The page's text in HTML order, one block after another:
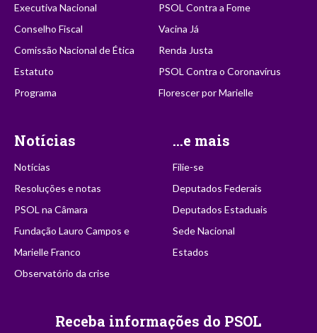
Executiva Nacional
Conselho Fiscal
Comissão Nacional de Ética
Estatuto
Programa
PSOL Contra a Fome
Vacina Já
Renda Justa
PSOL Contra o Coronavírus
Florescer por Marielle
Notícias
Notícias
Resoluções e notas
PSOL na Câmara
Fundação Lauro Campos e
Marielle Franco
Observatório da crise
...e mais
Filie-se
Deputados Federais
Deputados Estaduais
Sede Nacional
Estados
Receba informações do PSOL